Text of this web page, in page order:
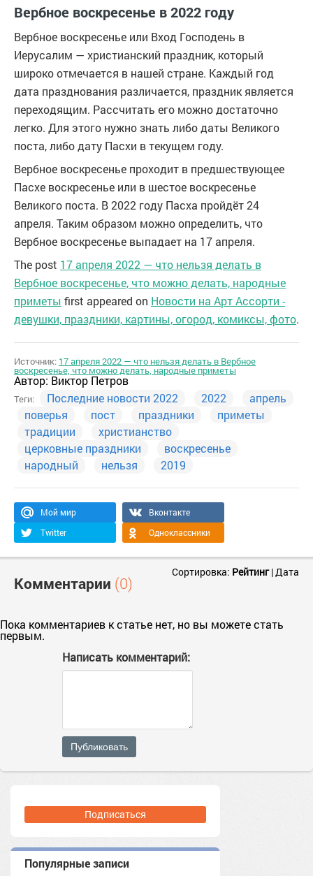
Вербное воскресенье в 2022 году
Вербное воскресенье или Вход Господень в
Иерусалим — христианский праздник, который
широко отмечается в нашей стране. Каждый год
дата празднования различается, праздник является
переходящим. Рассчитать его можно достаточно
легко. Для этого нужно знать либо даты Великого
поста, либо дату Пасхи в текущем году.
Вербное воскресенье проходит в предшествующее
Пасхе воскресенье или в шестое воскресенье
Великого поста. В 2022 году Пасха пройдёт 24
апреля. Таким образом можно определить, что
Вербное воскресенье выпадает на 17 апреля.
The post 17 апреля 2022 — что нельзя делать в
Вербное воскресенье, что можно делать, народные
приметы first appeared on Новости на Арт Ассорти -
девушки, праздники, картины, огород, комиксы, фото.
Источник: 17 апреля 2022 — что нельзя делать в Вербное
воскресенье, что можно делать, народные приметы
Автор: Виктор Петров
Теги: Последние новости 2022 2022
апрель
поверья
пост праздники
приметы
традиции
христианство
церковные праздники
воскресенье
народный
нельзя 2019
Мой мир
Вконтакте
Twitter
Одноклассники
Комментарии (0)
Сортировка: Рейтинг|Дата
Пока комментариев к статье нет, но вы можете стать
первым.
Написать комментарий:
Публиковать
Подписаться
Популярные записи